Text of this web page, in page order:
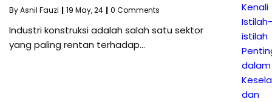
ByAsnil Fauzi | 19 May, 24 | 0 Comments
Industri konstruksi adalah salah satu sektor
yang paling rentan terhadap…
Kenali
istilah
dalam
dan